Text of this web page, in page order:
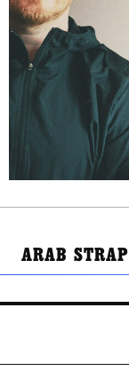
ARAB STRAP